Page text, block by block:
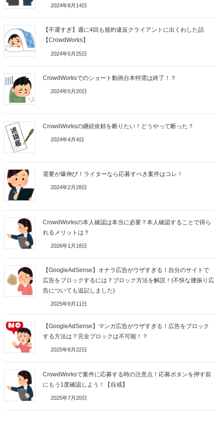
2024年8月14日
【不運すぎ】週に4回も規約違反クライアントに出くわした話
【CrowdWorks】
2024年5月25日
CrowdWorksでのショート動画台本特需は終了！？
2024年5月20日
CrowdWorksの継続依頼を断りたい！どうやって断った？
2024年4月4日
需要が爆伸び！ライターなら応募すべき案件はコレ！
2024年2月28日
CrowdWorksの本人確認は本当に必要？本人確認することで得ら
れるメリットは？
2026年1月18日
【GoogleAdSense】オナラ広告がウザすぎる！自分のサイトで
広告をブロックするには？ブロック方法を解説！(不快な腰振り広
告についても追記しました)
2025年9月11日
【GoogleAdSense】マンガ広告がウザすぎる！広告をブロック
する方法は？完全ブロックは不可能！？
2025年8月22日
CrowdWorksで案件に応募する時の注意点！応募ボタンを押す前
にもう1度確認しよう！【自戒】
2025年7月20日